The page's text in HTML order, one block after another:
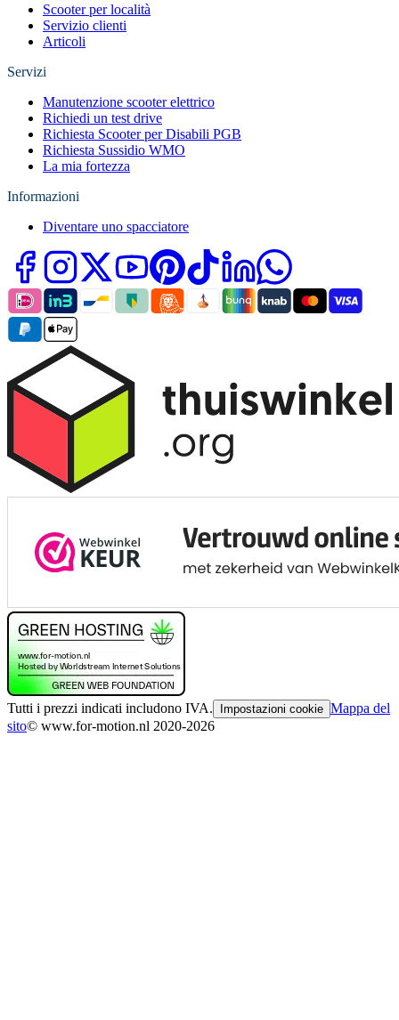
Scooter per località
Servizio clienti
Articoli
Servizi
Manutenzione scooter elettrico
Richiedi un test drive
Richiesta Scooter per Disabili PGB
Richiesta Sussidio WMO
La mia fortezza
Informazioni
Diventare uno spacciatore
Tutti i prezzi indicati includono IVA. Impostazioni cookie Mappa del
sito© www.for-motion.nl 2020-2026